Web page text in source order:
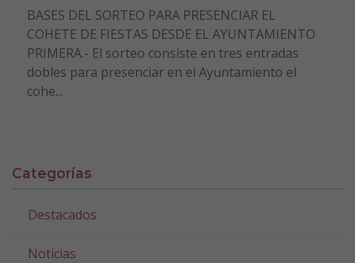
BASES DEL SORTEO PARA PRESENCIAR EL
COHETE DE FIESTAS DESDE EL AYUNTAMIENTO
PRIMERA.- El sorteo consiste en tres entradas
dobles para presenciar en el Ayuntamiento el
cohe...
Categorías
Destacados
Noticias